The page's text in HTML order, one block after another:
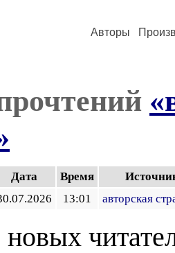
Авторы
Дата Время
13:01 авторская
новых